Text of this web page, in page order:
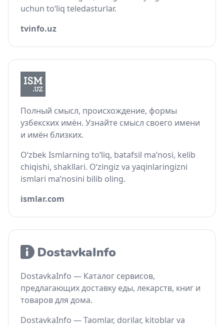
uchun to‘liq teledasturlar.
tvinfo.uz
Полный смысл, происхождение, формы
узбекских имён. Узнайте смысл своего имени
и имён близких.
O‘zbek Ismlarning to‘liq, batafsil ma’nosi, kelib
chiqishi, shakllari. O‘zingiz va yaqinlaringizni
ismlari ma’nosini bilib oling.
ismlar.com
DostavkaInfo — Каталог сервисов,
предлагающих доставку еды, лекарств, книг и
товаров для дома.
DostavkaInfo — Taomlar, dorilar, kitoblar va